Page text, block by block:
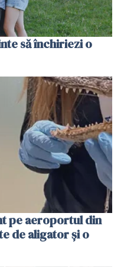
să închiriezi o
pe aeroportul din
de aligator și o